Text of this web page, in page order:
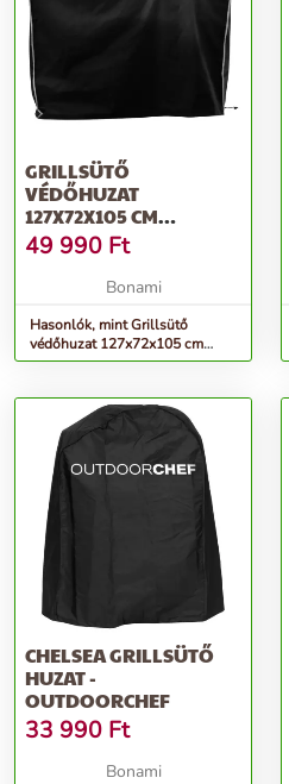
GRILLSÜTŐ
VÉDŐHUZAT
127X72X105 CM
LUGANO –
OUTDOORCHEF
49 990 Ft
Bonami
Hasonlók, mint Grillsütő
védőhuzat 127x72x105 cm
Lugano – Outdoorchef
CHELSEA GRILLSÜTŐ
HUZAT -
OUTDOORCHEF
33 990 Ft
Bonami